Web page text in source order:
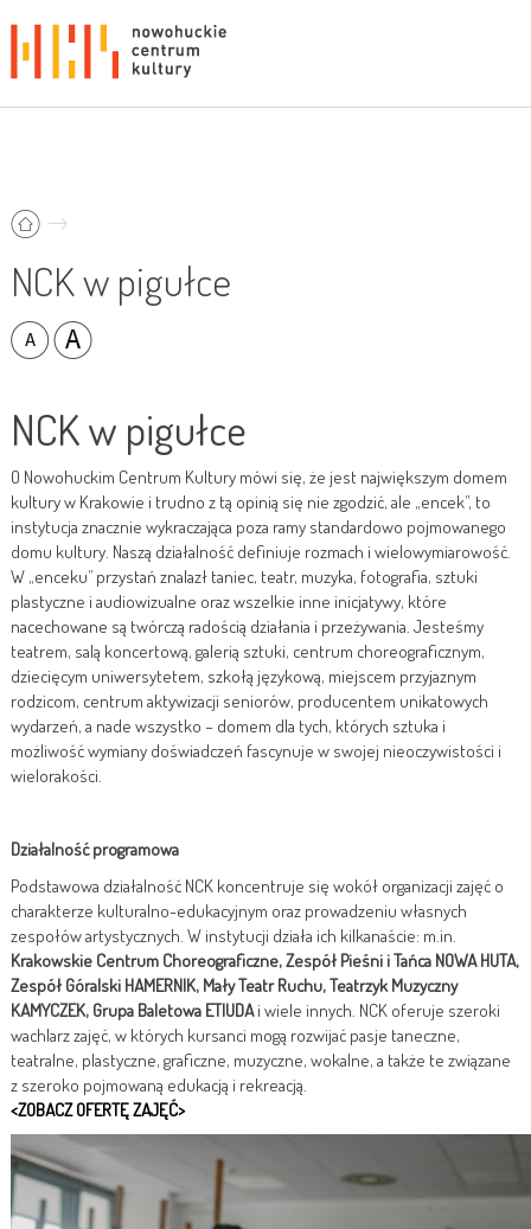
NCK w pigułce
NCK w pigułce
O Nowohuckim Centrum Kultury mówi się, że jest największym domem
kultury w Krakowie i trudno z tą opinią się nie zgodzić, ale „encek”, to
instytucja znacznie wykraczająca poza ramy standardowo pojmowanego
domu kultury. Naszą działalność definiuje rozmach i wielowymiarowość.
W „enceku” przystań znalazł taniec, teatr, muzyka, fotografia, sztuki
plastyczne i audiowizualne oraz wszelkie inne inicjatywy, które
nacechowane są twórczą radością działania i przeżywania. Jesteśmy
teatrem, salą koncertową, galerią sztuki, centrum choreograficznym,
dziecięcym uniwersytetem, szkołą językową, miejscem przyjaznym
rodzicom, centrum aktywizacji seniorów, producentem unikatowych
wydarzeń, a nade wszystko – domem dla tych, których sztuka i
możliwość wymiany doświadczeń fascynuje w swojej nieoczywistości i
wielorakości.
Działalność programowa
Podstawowa działalność NCK koncentruje się wokół organizacji zajęć o
charakterze kulturalno-edukacyjnym oraz prowadzeniu własnych
zespołów artystycznych. W instytucji działa ich kilkanaście: m.in.
Krakowskie Centrum Choreograficzne, Zespół Pieśni i Tańca NOWA HUTA,
Zespół Góralski HAMERNIK, Mały Teatr Ruchu, Teatrzyk Muzyczny
KAMYCZEK, Grupa Baletowa ETIUDAi wiele innych. NCK oferuje szeroki
wachlarz zajęć, w których kursanci mogą rozwijać pasje taneczne,
teatralne, plastyczne, graficzne, muzyczne, wokalne, a także te związane
z szeroko pojmowaną edukacją i rekreacją.
<ZOBACZ OFERTĘ ZAJĘĆ>